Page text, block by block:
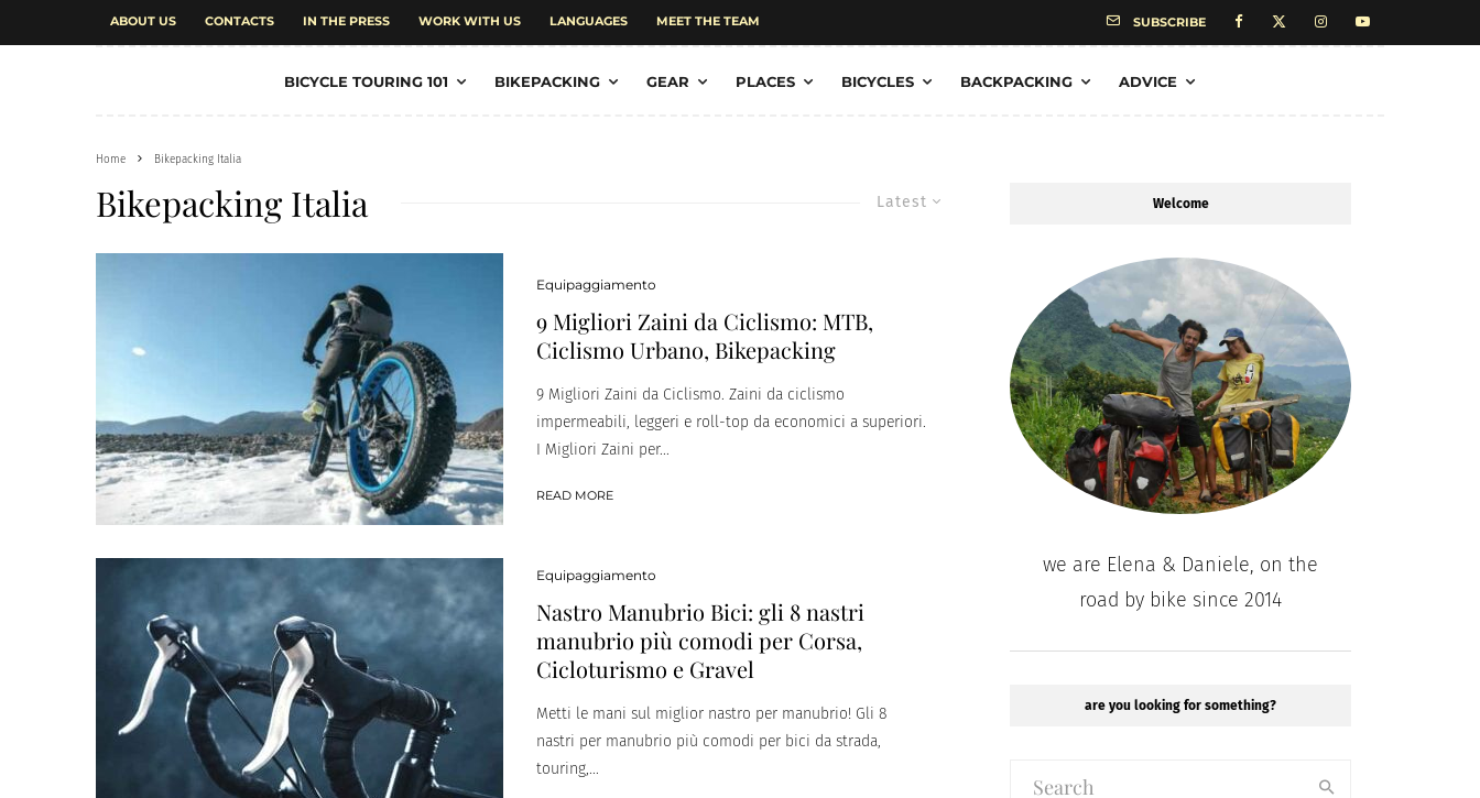
ABOUT US CONTACTS IN THE PRESS WORK WITH US LANGUAGES MEET THE TEAM SUBSCRIBE
BICYCLE TOURING 101 BIKEPACKING GEAR PLACES BICYCLES BACKPACKING ADVICE
Home Bikepacking Italia
Latest
Bikepacking Italia
Equipaggiamento
9 Migliori Zaini da Ciclismo: MTB,
Ciclismo Urbano, Bikepacking
9 Migliori Zaini da Ciclismo. Zaini da ciclismo
impermeabili, leggeri e roll-top da economici a superiori.
I Migliori Zaini per...
READ MORE
Equipaggiamento
Nastro Manubrio Bici: gli 8 nastri
manubrio più comodi per Corsa,
Cicloturismo e Gravel
Metti le mani sul miglior nastro per manubrio! Gli 8
nastri per manubrio più comodi per bici da strada,
touring,...
Welcome
we are Elena & Daniele, on the
road by bike since 2014
are you looking for something?